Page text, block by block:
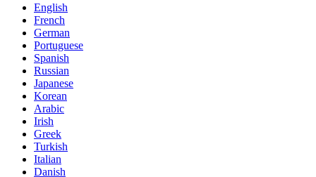
English
French
German
Portuguese
Spanish
Russian
Japanese
Korean
Arabic
Irish
Greek
Turkish
Italian
Danish